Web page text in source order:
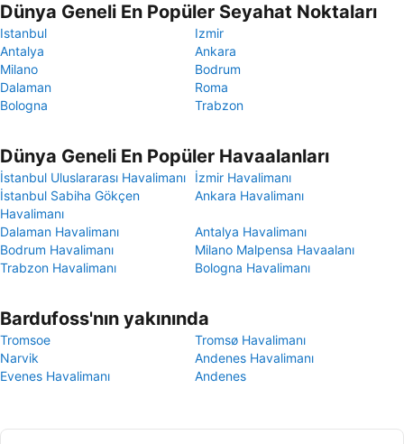
Dünya Geneli En Popüler Seyahat Noktaları
Istanbul
Izmir
Antalya
Ankara
Milano
Bodrum
Dalaman
Roma
Bologna
Trabzon
Dünya Geneli En Popüler Havaalanları
İstanbul Uluslararası Havalimanı
İzmir Havalimanı
İstanbul Sabiha Gökçen
Havalimanı
Ankara Havalimanı
Dalaman Havalimanı
Antalya Havalimanı
Bodrum Havalimanı
Milano Malpensa Havaalanı
Trabzon Havalimanı
Bologna Havalimanı
Bardufoss'nın yakınında
Tromsoe
Tromsø Havalimanı
Narvik
Andenes Havalimanı
Evenes Havalimanı
Andenes